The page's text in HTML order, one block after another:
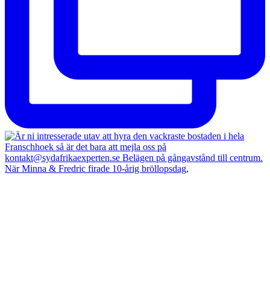
När Minna & Fredric firade 10-årig bröllopsdag,